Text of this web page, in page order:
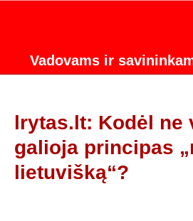
Vadovams ir
lrytas.lt: Kodėl ne
galioja principas
lietuvišką“?